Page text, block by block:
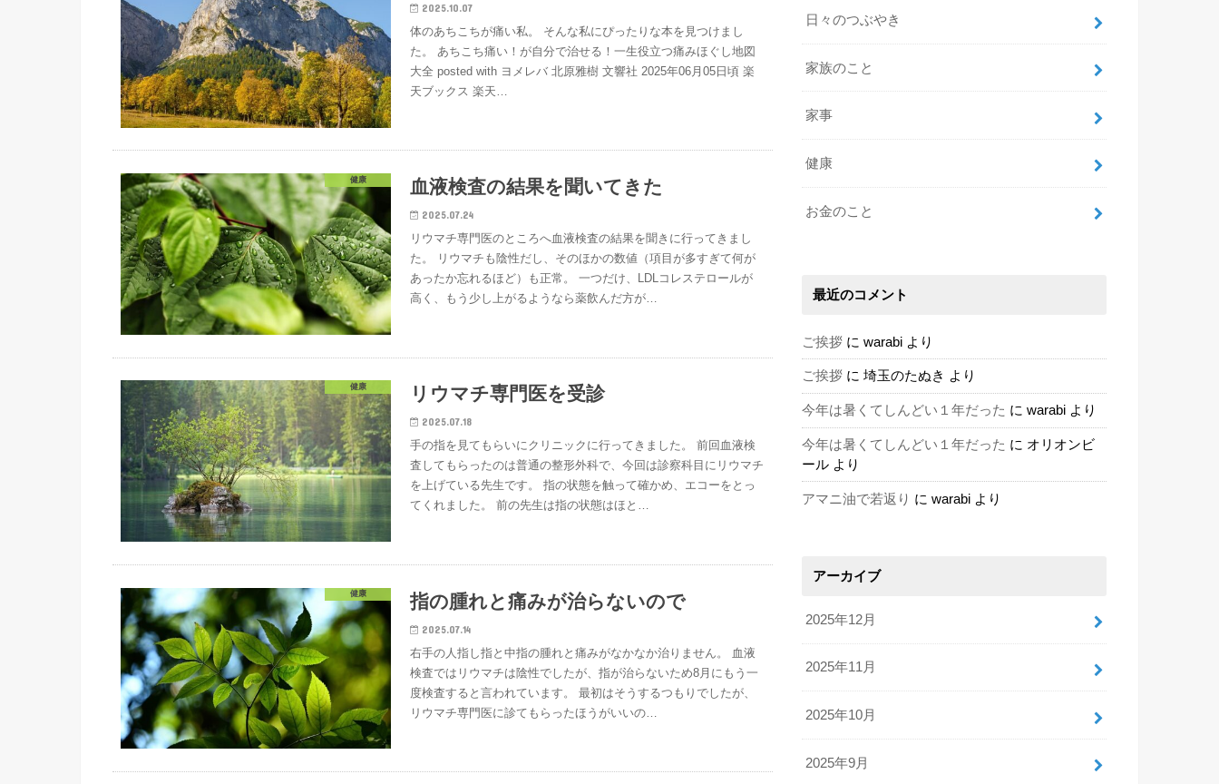
2025.10.07
体のあちこちが痛い私。 そんな私にぴったりな本を見つけまし
た。 あちこち痛い！が自分で治せる！一生役立つ痛みほぐし地図
大全 posted with ヨメレバ 北原雅樹 文響社 2025年06月05日頃 楽
天ブックス 楽天…
健康 血液検査の結果を聞いてきた
2025.07.24
リウマチ専門医のところへ血液検査の結果を聞きに行ってきまし
た。 リウマチも陰性だし、そのほかの数値（項目が多すぎて何が
あったか忘れるほど）も正常。 一つだけ、LDLコレステロールが
高く、もう少し上がるようなら薬飲んだ方が…
健康 リウマチ専門医を受診
2025.07.18
手の指を見てもらいにクリニックに行ってきました。 前回血液検
査してもらったのは普通の整形外科で、今回は診察科目にリウマチ
を上げている先生です。 指の状態を触って確かめ、エコーをとっ
てくれました。 前の先生は指の状態はほと…
健康 指の腫れと痛みが治らないので
2025.07.14
右手の人指し指と中指の腫れと痛みがなかなか治りません。 血液
検査ではリウマチは陰性でしたが、指が治らないため8月にもう一
度検査すると言われています。 最初はそうするつもりでしたが、
リウマチ専門医に診てもらったほうがいいの…
日々のつぶやき
家族のこと
家事
健康
お金のこと
最近のコメント
ご挨拶 に warabi より
ご挨拶 に 埼玉のたぬき より
今年は暑くてしんどい１年だった に warabi より
今年は暑くてしんどい１年だった に オリオンビ
ール より
アマニ油で若返り に warabi より
アーカイブ
2025年12月
2025年11月
2025年10月
2025年9月